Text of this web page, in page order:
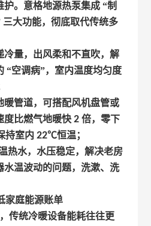
。意格地源热泵集成 “制
三大功能，彻底取代传统多
冷量，出风柔和不直吹，解
“空调病”，室内温度均匀度
暖管道，可搭配风机盘管或
度比燃气地暖快 2 倍，零下
持室内 22℃恒温；
热水，水压稳定，解决老房
水温波动的问题，洗漱、洗
家庭能源账单
传统冷暖设备能耗往往更